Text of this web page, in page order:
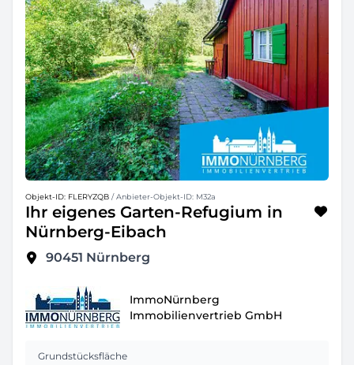
Objekt-ID: FLERYZQB / Anbieter-Objekt-ID: M32a
Ihr eigenes Garten-Refugium in
Nürnberg-Eibach
90451 Nürnberg
ImmoNürnberg
Immobilienvertrieb GmbH
Grundstücksfläche